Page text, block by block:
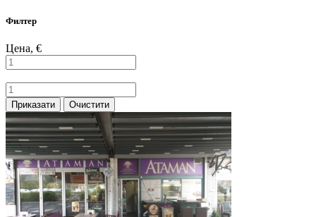
Филтер
Цена, €
Приказати Очистити